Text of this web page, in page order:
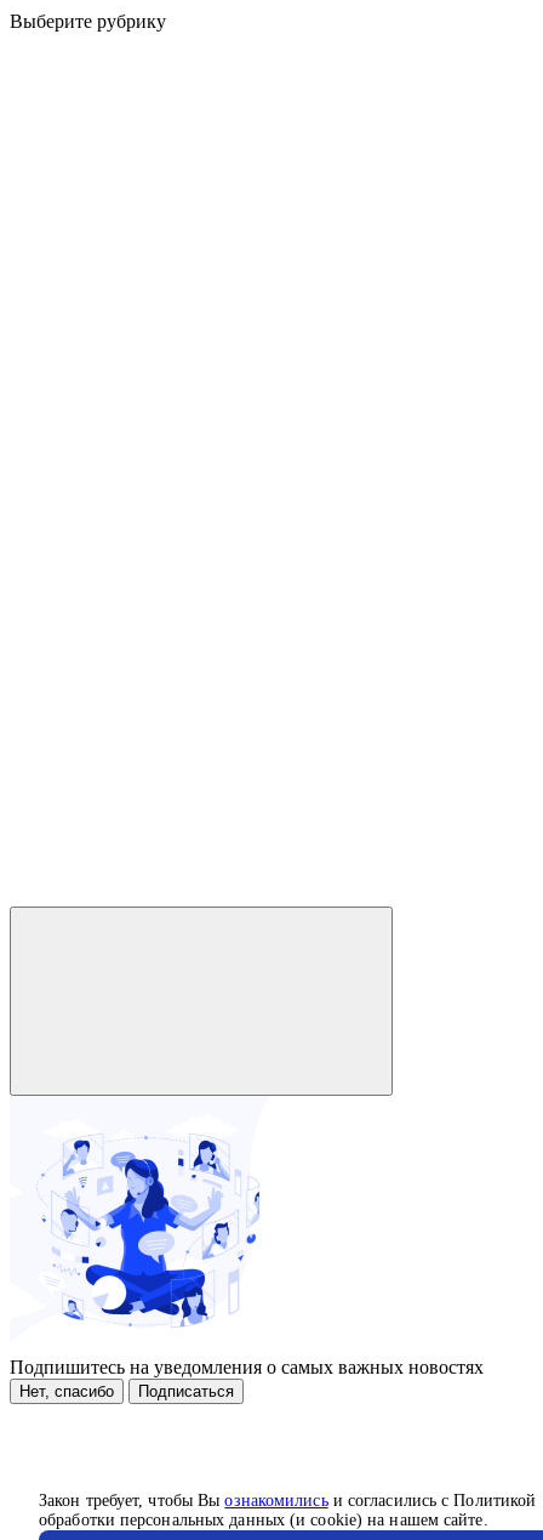
Закон требует, чтобы Выознакомилисьи согласились с Политикой
обработки персональных данных (и cookie) на нашем сайте.
Выберите рубрику
Подпишитесь на уведомления о самых важных новостях
Нет, спасибо Подписаться